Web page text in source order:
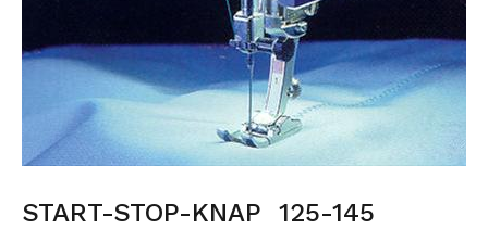
START-STOP-KNAP 125-145